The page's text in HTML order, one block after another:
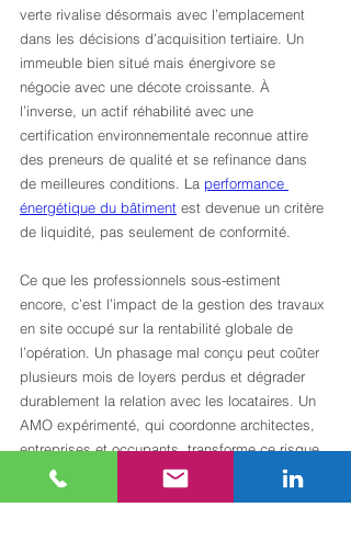
verte rivalise désormais avec l’emplacement
dans les décisions d’acquisition tertiaire. Un
immeuble bien situé mais énergivore se
négocie avec une décote croissante. À
l’inverse, un actif réhabilité avec une
certification environnementale reconnue attire
des preneurs de qualité et se refinance dans
de meilleures conditions. La performance
énergétique du bâtiment est devenue un critère
de liquidité, pas seulement de conformité.
Ce que les professionnels sous-estiment
encore, c’est l’impact de la gestion des travaux
en site occupé sur la rentabilité globale de
l’opération. Un phasage mal conçu peut coûter
plusieurs mois de loyers perdus et dégrader
durablement la relation avec les locataires. Un
AMO expérimenté, qui coordonne architectes,
entreprises et occupants, transforme ce risque
en avantage compétitif. La continuité